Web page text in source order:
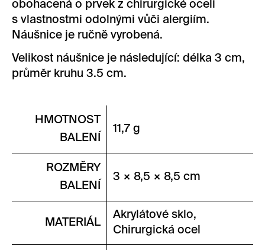
obohacená o prvek z chirurgické oceli
s vlastnostmi odolnými vůči alergiím.
Náušnice je ručně vyrobená.
Velikost náušnice je následující: délka 3 cm,
průměr kruhu 3.5 cm.
HMOTNOST
BALENÍ
11,7 g
ROZMĚRY
BALENÍ
3 × 8,5 × 8,5 cm
MATERIÁL
Akrylátové sklo,
Chirurgická ocel